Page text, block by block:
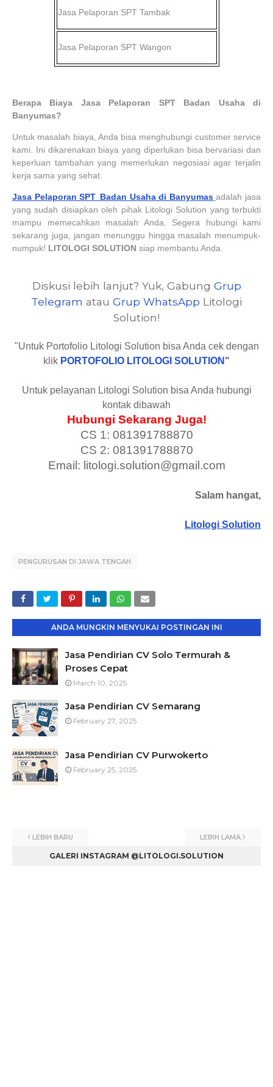
Jasa Pelaporan SPT Tambak
Jasa Pelaporan SPT Wangon
Berapa Biaya Jasa Pelaporan SPT Badan Usaha di
Banyumas?
Untuk masalah biaya, Anda bisa menghubungi customer service
kami. Ini dikarenakan biaya yang diperlukan bisa bervariasi dan
keperluan tambahan yang memerlukan negosiasi agar terjalin
kerja sama yang sehat.
Jasa Pelaporan SPT Badan Usaha di Banyumas adalah jasa
yang sudah disiapkan oleh pihak Litologi Solution yang terbukti
mampu memecahkan masalah Anda. Segera hubungi kami
sekarang juga, jangan menunggu hingga masalah menumpuk-
numpuk! LITOLOGI SOLUTION siap membantu Anda.
Diskusi lebih lanjut? Yuk, Gabung Grup
Telegram atau Grup WhatsApp Litologi
Solution!
"Untuk Portofolio Litologi Solution bisa Anda cek dengan
klik PORTOFOLIO LITOLOGI SOLUTION "
Untuk pelayanan Litologi Solution bisa Anda hubungi
kontak dibawah
Hubungi Sekarang Juga!
CS 1: 081391788870
CS 2: 081391788870
Email: litologi.solution@gmail.com
Salam hangat,
Litologi Solution
PENGURUSAN DI JAWA TENGAH
ANDA MUNGKIN MENYUKAI POSTINGAN INI
Jasa Pendirian CV Solo Termurah &
Proses Cepat
March 10, 2025
Jasa Pendirian CV Semarang
February 27, 2025
Jasa Pendirian CV Purwokerto
February 25, 2025
LEBIH BARU LEBIH LAMA
GALERI INSTAGRAM @LITOLOGI.SOLUTION